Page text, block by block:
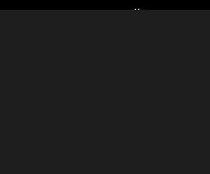
Карта сайта